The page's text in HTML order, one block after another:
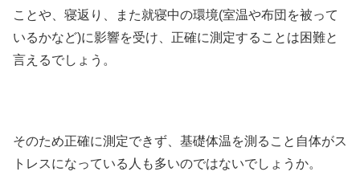
ことや、寝返り、また就寝中の環境(室温や布団を被って
いるかなど)に影響を受け、正確に測定することは困難と
言えるでしょう。
そのため正確に測定できず、基礎体温を測ること自体がス
トレスになっている人も多いのではないでしょうか。